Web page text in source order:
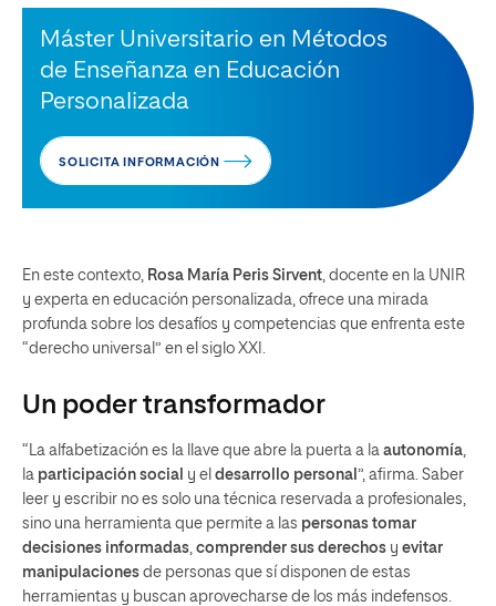
Máster Universitario en Métodos
de Enseñanza en Educación
Personalizada
SOLICITA INFORMACIÓN
En este contexto, Rosa María Peris Sirvent , docente en la UNIR
y experta en educación personalizada, ofrece una mirada
profunda sobre los desafíos y competencias que enfrenta este
“derecho universal” en el siglo XXI.
Un poder transformador
“La alfabetización es la llave que abre la puerta a la autonomía
la participación social y el desarrollo personal ”, afirma. Saber
leer y escribir no es solo una técnica reservada a profesionales,
sino una herramienta que permite a las personas tomar
decisiones informadas comprender sus derechos y evitar
manipulaciones de personas que sí disponen de estas
herramientas y buscan aprovecharse de los más indefensos.